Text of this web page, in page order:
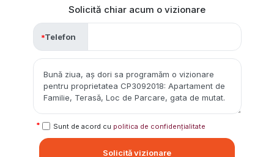
Solicită chiar acum o vizionare
Telefon
Sunt de acord cu politica de confidențialitate
Solicită vizionare